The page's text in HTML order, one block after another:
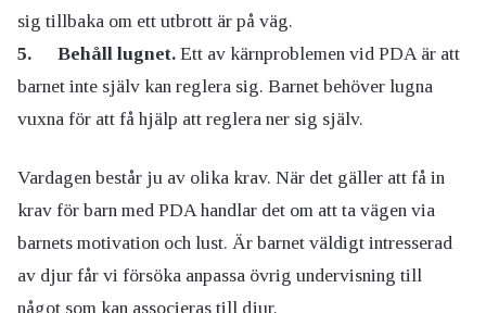
sig tillbaka om ett utbrott är på väg.
5. Behåll lugnet. Ett av kärnproblemen vid PDA är att
barnet inte själv kan reglera sig. Barnet behöver lugna
vuxna för att få hjälp att reglera ner sig själv.
Vardagen består ju av olika krav. När det gäller att få in
krav för barn med PDA handlar det om att ta vägen via
barnets motivation och lust. Är barnet väldigt intresserad
av djur får vi försöka anpassa övrig undervisning till
något som kan associeras till djur.